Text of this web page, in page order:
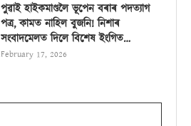
পুৱাই হাইকমাণ্ডলৈ ভূপেন বৰাৰ পদত্যাগ
পত্ৰ, কামত নাহিল বুজনি! নিশাৰ
সংবাদমেলত দিলে বিশেষ ইংগিত…
February 17, 2026